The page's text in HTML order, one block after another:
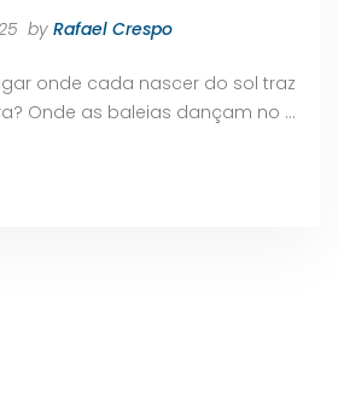
by Rafael Crespo
onde cada nascer do sol traz
Onde as baleias dançam no …